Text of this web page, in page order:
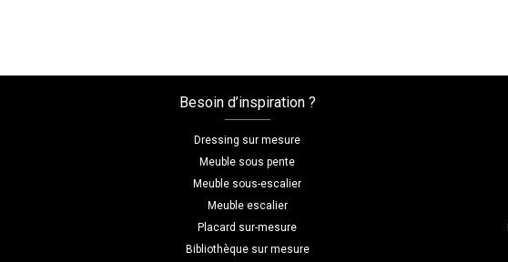
Besoin d’inspiration ?
Dressing sur mesure
Meuble sous pente
Meuble sous-escalier
Meuble escalier
Placard sur-mesure
Bibliothèque sur mesure